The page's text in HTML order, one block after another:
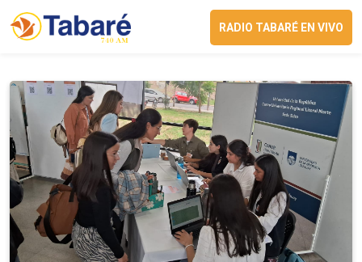
RADIO TABARÉ EN VIVO